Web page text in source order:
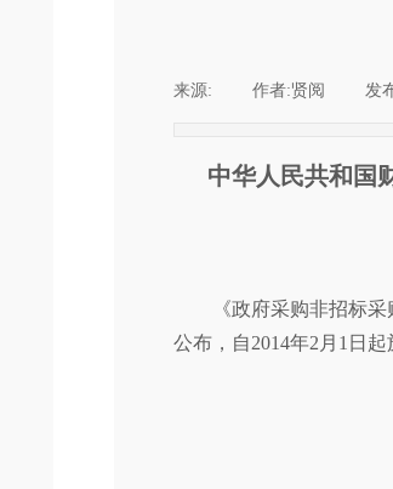
来源: 作者:贤阅 发
中华人民共和国
《政府采购非招标
公布，自2014年2月1日起